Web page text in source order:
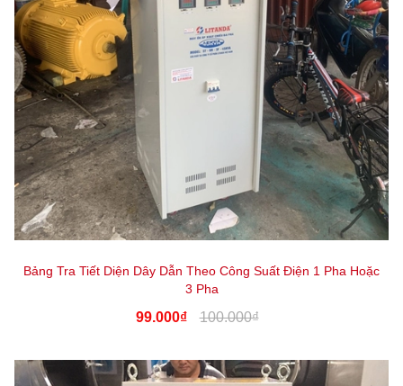
Bảng Tra Tiết Diện Dây Dẫn Theo Công Suất Điện 1 Pha Hoặc
3 Pha
99.000₫ 100.000₫